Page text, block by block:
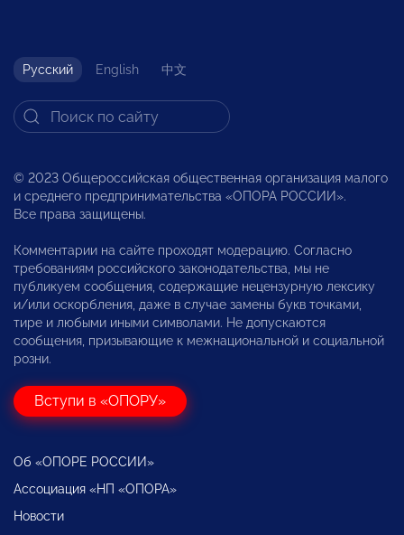
Русский English 中文
© 2023 Общероссийская общественная организация малого
и среднего предпринимательства «ОПОРА РОССИИ».
Все права защищены.
Комментарии на сайте проходят модерацию. Согласно
требованиям российского законодательства, мы не
публикуем сообщения, содержащие нецензурную лексику
и/или оскорбления, даже в случае замены букв точками,
тире и любыми иными символами. Не допускаются
сообщения, призывающие к межнациональной и социальной
розни.
Вступи в «ОПОРУ»
Об «ОПОРЕ РОССИИ»
Ассоциация «НП «ОПОРА»
Новости